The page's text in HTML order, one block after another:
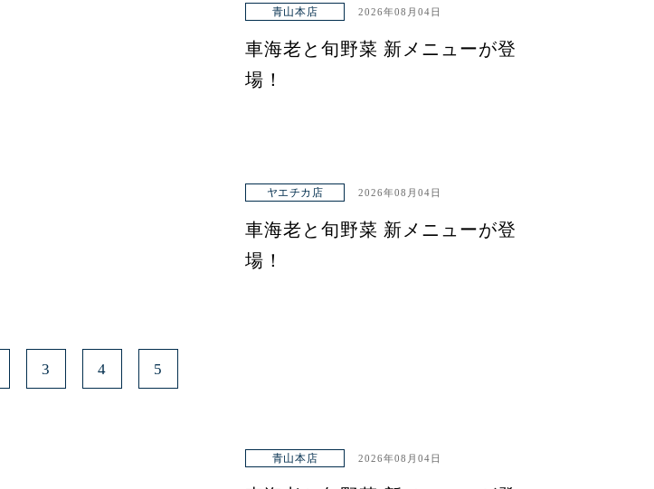
青山本店 2026年08月04日
車海老と旬野菜 新メニューが登
場！
ヤエチカ店 2026年08月04日
車海老と旬野菜 新メニューが登
場！
3 4 5
青山本店 2026年08月04日